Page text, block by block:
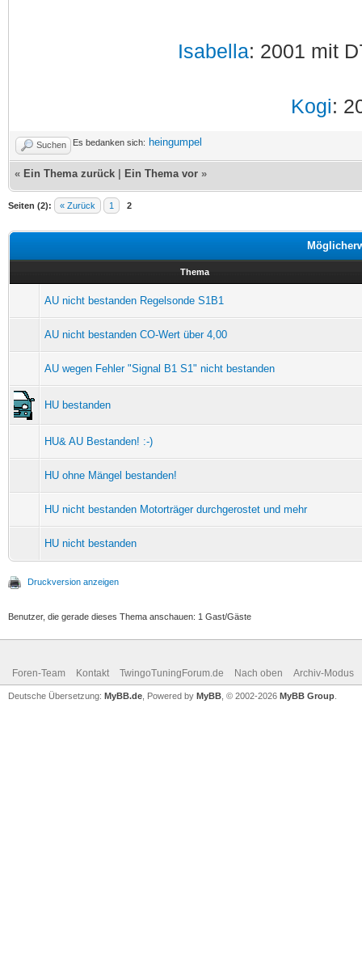
Isabella: 2001 mit
Kogi:
Suchen Es bedanken sich: heingumpel
« Ein Thema zurück Ein Thema vor »
Seiten (2): « Zurück 1 2
Thema
AU nicht bestanden Regelsonde S1B1
AU nicht bestanden CO-Wert über 4,00
AU wegen Fehler "Signal B1 S1" nicht bestanden
HU bestanden
HU& AU Bestanden! :-)
HU ohne Mängel bestanden!
HU nicht bestanden Motorträger durchgerostet und mehr
HU nicht bestanden
Druckversion anzeigen
Benutzer, die gerade dieses Thema anschauen: 1 Gast/Gäste
Foren-Team Kontakt TwingoTuningForum.de Nach oben Archiv-Modus
Deutsche Übersetzung: MyBB.de , Powered by MyBB , © 2002-2026 MyBB Group